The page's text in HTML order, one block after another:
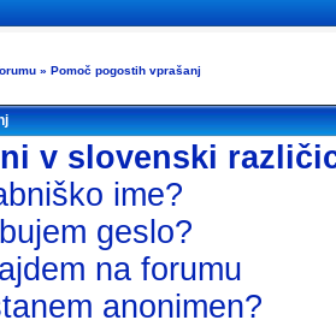
» Pomoč pogostih vprašanj
v slovenski
ime?
geslo?
na forumu
anonimen?